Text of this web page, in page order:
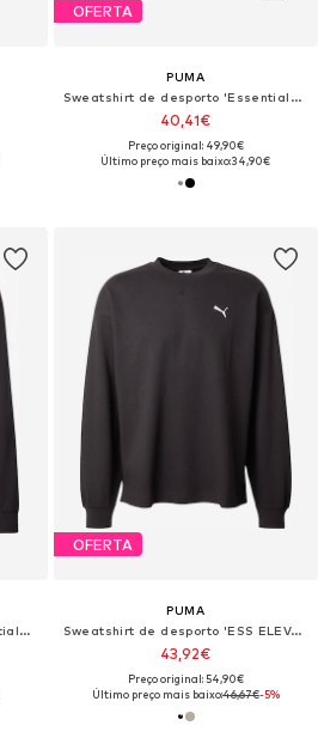
OFERTA
PUMA
Sweatshirt de desporto 'Essentials No. 1'
40,41€
Preço original: 49,90€
Último preço mais baixo:34,90€
Sweatshirt de desporto 'Essentials No. 1'
OFERTA
PUMA
Sweatshirt de desporto 'ESS ELEVATED'
43,92€
Preço original: 54,90€
Último preço mais baixo:46,67€-5%